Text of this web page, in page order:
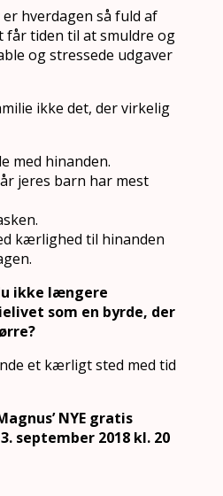
hverdagen så fuld af
får tiden til at smuldre og
og stressede udgaver
ikke det, der virkelig
med hinanden.
jeres barn har mest
kærlighed til hinanden
ikke længere
som en byrde, der
et kærligt sted med tid
NYE gratis
september 2018 kl. 20